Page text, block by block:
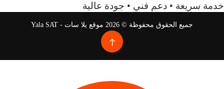
خدمة سريعة • دعم فني • جودة عالية
جميع الحقوق محفوظة © 2026 موقع يلا سات - Yala SAT